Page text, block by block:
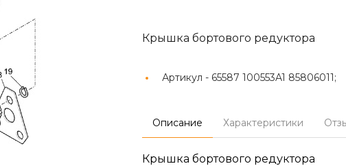
Крышка бортового редуктора
Артикул - 65587 100553A1 85806011;
Описание Характеристики
Крышка бортового редуктора